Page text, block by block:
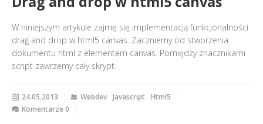
W niniejszym artykule zajmę się implementacją funkcjonalności
drag and drop w html5 canvas. Zaczniemy od stworzenia
dokumentu html z elementem canvas. Pomiędzy znacznikami
script zawrzemy cały skrypt.
24.05.2013 Webdev Javascript
Html5
Komentarze 0